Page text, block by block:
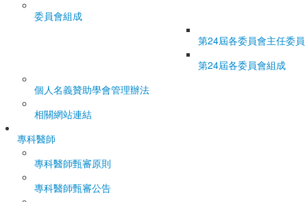
委員會組成
第24屆各委員會主任委員
第24屆各委員會組成
個人名義贊助學會管理辦法
相關網站連結
專科醫師
專科醫師甄審原則
專科醫師甄審公告